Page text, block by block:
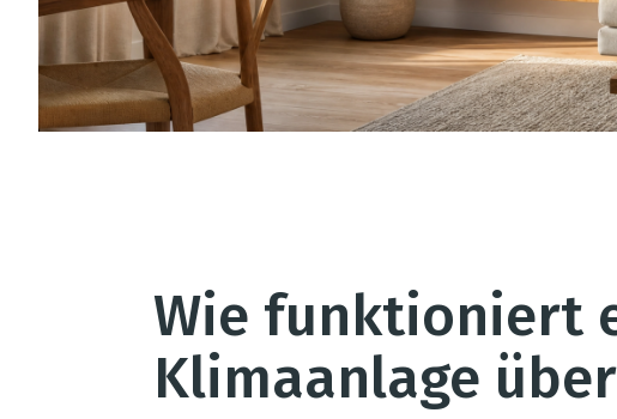
Wie funktioniert
Klimaanlage